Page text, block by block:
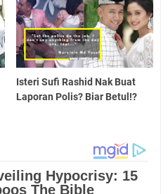
Isteri Sufi Rashid Nak Buat
Laporan Polis? Biar Betul!?